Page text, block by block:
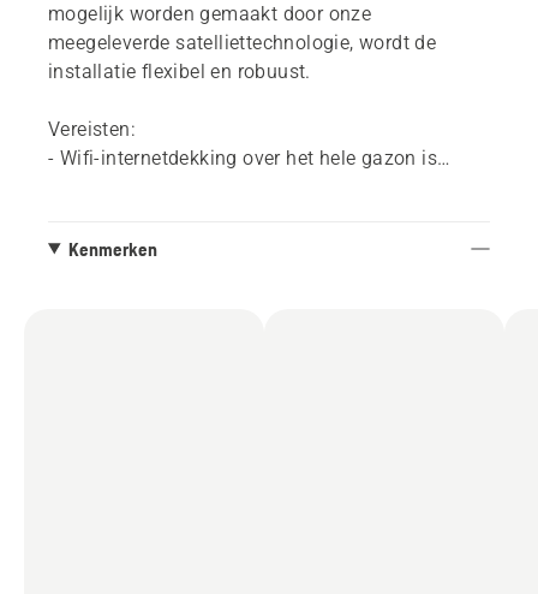
mogelijk worden gemaakt door onze
meegeleverde satelliettechnologie, wordt de
installatie flexibel en robuust.
Vereisten:
- Wifi-internetdekking over het hele gazon​ is
EPOS® RS1-referentiestation aanschaffen.
Kenmerken